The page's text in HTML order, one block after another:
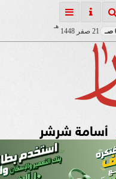
21 صفر 1448
هـ
أسامة شرشر